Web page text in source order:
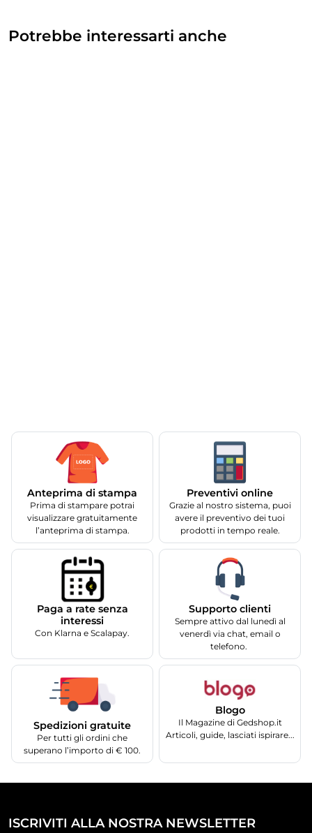
Potrebbe interessarti anche
Anteprima di stampa
Prima di stampare potrai
visualizzare gratuitamente
l’anteprima di stampa.
Preventivi online
Grazie al nostro sistema, puoi
avere il preventivo dei tuoi
prodotti in tempo reale.
Paga a rate senza
interessi
Con Klarna e Scalapay.
Supporto clienti
Sempre attivo dal lunedì al
venerdì via chat, email o
telefono.
Spedizioni gratuite
Per tutti gli ordini che
superano l’importo di € 100.
Blogo
Il Magazine di Gedshop.it
Articoli, guide, lasciati ispirare...
ISCRIVITI ALLA NOSTRA NEWSLETTER